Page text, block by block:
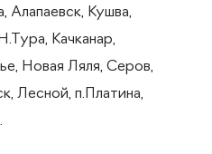
Алапаевск, Кушва,
Качканар,
Новая Ляля, Серов,
Лесной, п.Платина,